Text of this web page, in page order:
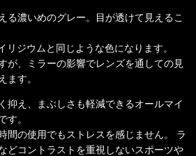
る濃いめのグレー。目が透けて見えるこ
リジウムと同じような色になります。
が、ミラーの影響でレンズを通しての見
ます。
抑え、まぶしさも軽減できるオールマイ
す。
間の使用でもストレスを感じません。 ラ
どコントラストを重視しないスポーツや